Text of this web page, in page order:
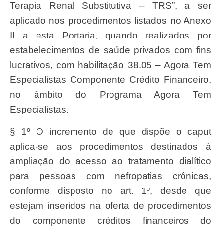
Terapia Renal Substitutiva – TRS”, a ser
aplicado nos procedimentos listados no Anexo
II a esta Portaria, quando realizados por
estabelecimentos de saúde privados com fins
lucrativos, com habilitação 38.05 – Agora Tem
Especialistas Componente Crédito Financeiro,
no âmbito do Programa Agora Tem
Especialistas.
§ 1º O incremento de que dispõe o caput
aplica-se aos procedimentos destinados à
ampliação do acesso ao tratamento dialítico
para pessoas com nefropatias crônicas,
conforme disposto no art. 1º, desde que
estejam inseridos na oferta de procedimentos
do componente créditos financeiros do